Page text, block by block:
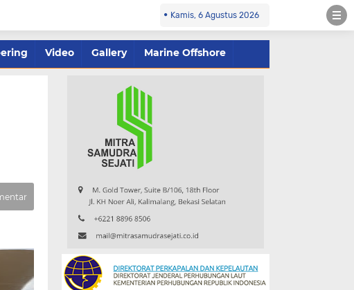
Kamis, 6 Agustus 2026
Video Gallery Marine Offshore